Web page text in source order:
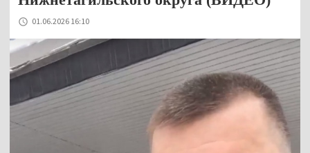
01.06.2026 16:10